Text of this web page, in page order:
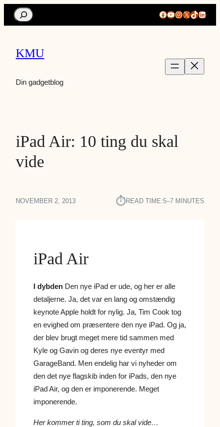
Search Facebook
YouTube
Instagram
X TikTok
KMU
Din gadgetblog
iPad Air: 10 ting du skal
vide
NOVEMBER 2, 2013 ⏱︎READ TIME:5–7 MINUTES
iPad Air
I dybden Den nye iPad er ude, og her er alle
detaljerne. Ja, det var en lang og omstændig
keynote Apple holdt for nylig. Ja, Tim Cook tog
en evighed om præsentere den nye iPad. Og ja,
der blev brugt meget mere tid sammen med
Kyle og Gavin og deres nye eventyr med
GarageBand. Men endelig har vi nyheder om
den det nye flagskib inden for iPads, den nye
iPad Air, og den er imponerende. Meget
imponerende.
Her kommer ti ting, som du skal vide…